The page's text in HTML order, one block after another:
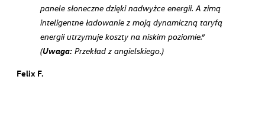
panele słoneczne dzięki nadwyżce energii. A zimą
inteligentne ładowanie z moją dynamiczną taryfą
energii utrzymuje koszty na niskim poziomie.”
(Uwaga: Przekład z angielskiego.)
Felix F.